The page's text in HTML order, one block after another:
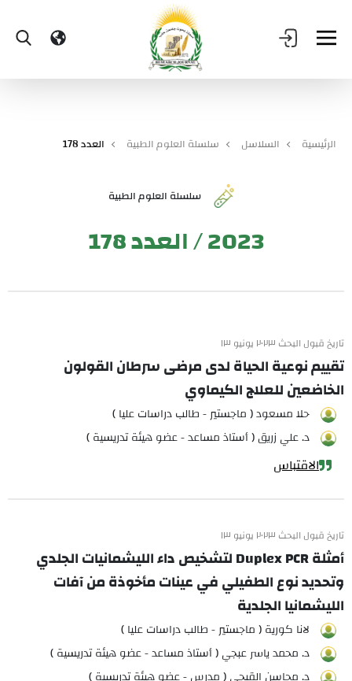
الرئيسية السلاسل سلسلة العلوم الطبية العدد 178
سلسلة العلوم الطبية
2023 / العدد 178
تاريخ قبول البحث ٢٠٢٣ يونيو ١٣
تقييم نوعية الحياة لدى مرضى سرطان القولون
الخاضعين للعلاج الكيماوي
حلا مسعود ( ماجستير - طالب دراسات عليا )
د. علي زريق ( أستاذ مساعد - عضو هيئة تدريسية )
الاقتباس
تاريخ قبول البحث ٢٠٢٣ يونيو ١٣
أمثلة Duplex PCR لتشخيص داء الليشمانيات الجلدي
وتحديد نوع الطفيلي في عينات مأخوذة من آفات
الليشمانيا الجلدية
لانا كورية ( ماجستير - طالب دراسات عليا )
د. محمد ياسر عبجي ( أستاذ مساعد - عضو هيئة تدريسية )